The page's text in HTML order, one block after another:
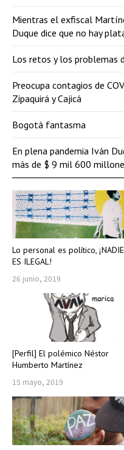
Lo personal es político, ¡NADIE
ES ILEGAL!
26 junio, 2019
[Perfil] El polémico Néstor
Humberto Martínez
15 mayo, 2019
Mientras el exfiscal
Duque dice que no hay
Los retos y los problemas
Preocupa contagios de
Zipaquirá y Cajicá
Bogotá fantasma
En plena pandemia Iván
más de $ 9 mil 600